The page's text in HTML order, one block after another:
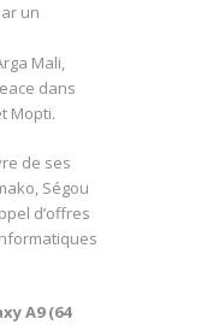
un
Mali,
dans
Mopti.
de ses
Ségou
d’offres
A9 (64